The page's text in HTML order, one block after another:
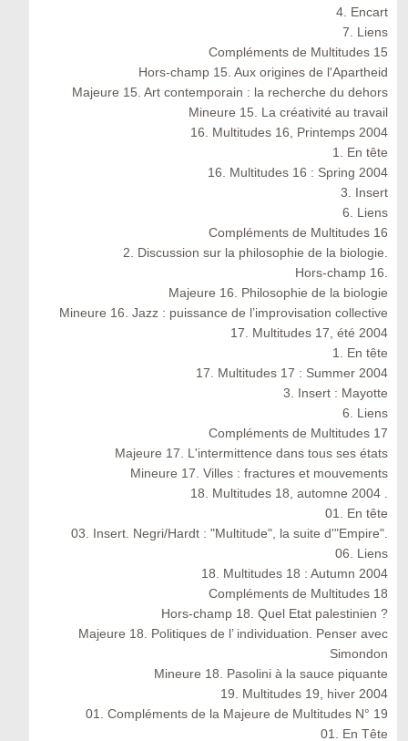
4. Encart
7. Liens
Compléments de Multitudes 15
Hors-champ 15. Aux origines de l'Apartheid
Majeure 15. Art contemporain : la recherche du dehors
Mineure 15. La créativité au travail
16. Multitudes 16, Printemps 2004
1. En tête
16. Multitudes 16 : Spring 2004
3. Insert
6. Liens
Compléments de Multitudes 16
2. Discussion sur la philosophie de la biologie.
Hors-champ 16.
Majeure 16. Philosophie de la biologie
Mineure 16. Jazz : puissance de l’improvisation collective
17. Multitudes 17, été 2004
1. En tête
17. Multitudes 17 : Summer 2004
3. Insert : Mayotte
6. Liens
Compléments de Multitudes 17
Majeure 17. L'intermittence dans tous ses états
Mineure 17. Villes : fractures et mouvements
18. Multitudes 18, automne 2004 .
01. En tête
03. Insert. Negri/Hardt : "Multitude", la suite d'"Empire".
06. Liens
18. Multitudes 18 : Autumn 2004
Compléments de Multitudes 18
Hors-champ 18. Quel Etat palestinien ?
Majeure 18. Politiques de l’ individuation. Penser avec
Simondon
Mineure 18. Pasolini à la sauce piquante
19. Multitudes 19, hiver 2004
01. Compléments de la Majeure de Multitudes N° 19
01. En Tête